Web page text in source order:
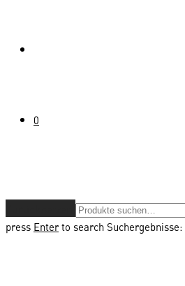
0
press Enterto searchSuchergebnisse: